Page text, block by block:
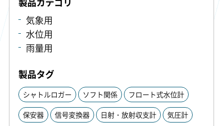
気象用
水位用
雨量用
製品タグ
シャトルロガー ソフト関係 フロート式水位計
保安器 信号変換器 日射・放射収支計 気圧計